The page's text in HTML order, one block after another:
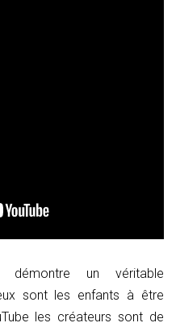
démontre un véritable
sont les enfants à être
les créateurs sont de